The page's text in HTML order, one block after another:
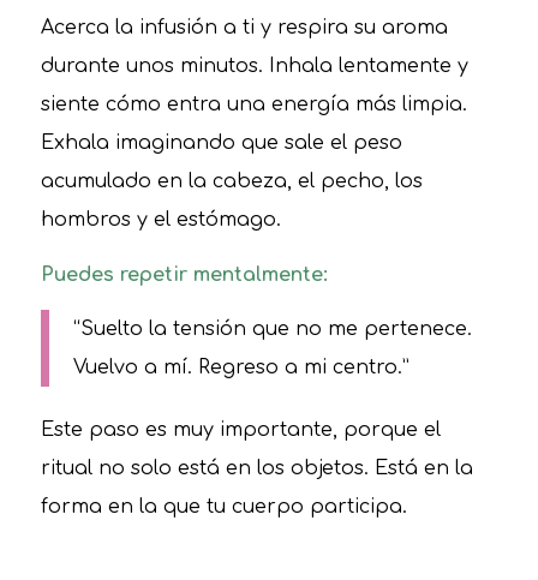
Acerca la infusión a ti y respira su aroma
durante unos minutos. Inhala lentamente y
siente cómo entra una energía más limpia.
Exhala imaginando que sale el peso
acumulado en la cabeza, el pecho, los
hombros y el estómago.
Puedes repetir mentalmente:
“Suelto la tensión que no me pertenece.
Vuelvo a mí. Regreso a mi centro.”
Este paso es muy importante, porque el
ritual no solo está en los objetos. Está en la
forma en la que tu cuerpo participa.